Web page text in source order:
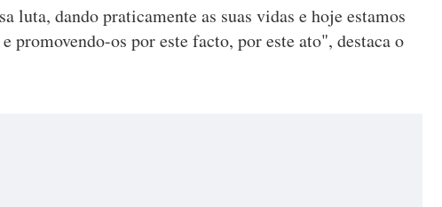
luta, dando praticamente as suas vidas e hoje estamos
promovendo-os por este facto, por este ato", destaca o